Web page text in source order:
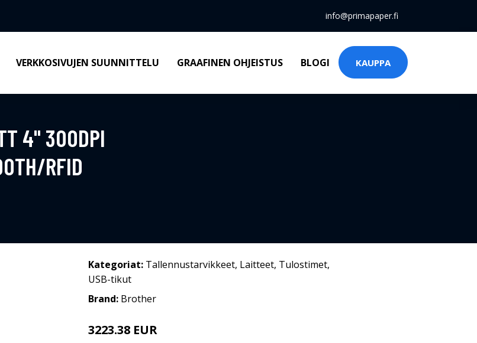
info@primapaper.fi
VERKKOSIVUJEN SUUNNITTELU GRAAFINEN OHJEISTUS BLOGI KAUPPA
4" 300DPI
RFID
Kategoriat: Tallennustarvikkeet, Laitteet, Tulostimet,
USB-tikut
Brand: Brother
3223.38 EUR